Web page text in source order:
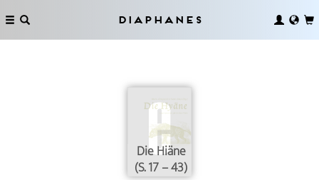
Diaphanes
Die Hiäne
(S. 17 – 43)